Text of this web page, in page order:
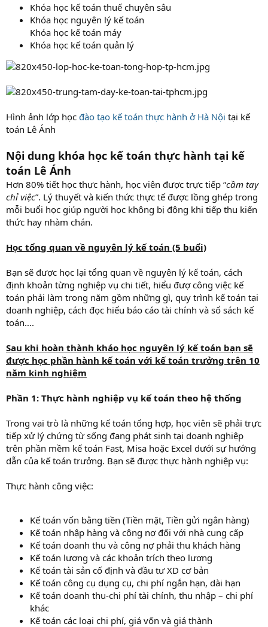
Khóa học kế toán thuế chuyên sâu
Khóa học nguyên lý kế toán
Khóa học kế toán máy
Khóa học kế toán quản lý
Hình ảnh lớp học đào tạo kế toán thực hành ở Hà Nội tại kế
toán Lê Ánh
Nội dung khóa học kế toán thực hành tại kế
toán Lê Ánh
Hơn 80% tiết học thực hành, học viên được trực tiếp “cầm tay
chỉ việc”. Lý thuyết và kiến thức thực tế được lồng ghép trong
mỗi buổi học giúp người học không bị động khi tiếp thu kiến
thức hay nhàm chán.
Học tổng quan về nguyên lý kế toán (5 buổi)
Bạn sẽ được học lại tổng quan về nguyên lý kế toán, cách
định khoản từng nghiệp vụ chi tiết, hiểu đượ công việc kế
toán phải làm trong năm gồm những gì, quy trình kế toán tại
doanh nghiệp, cách đọc hiểu báo cáo tài chính và sổ sách kế
toán….
Sau khi hoàn thành kháo học nguyên lý kế toán bạn sẽ
được học phần hành kế toán với kế toán trưởng trên 10
năm kinh nghiệm
Phần 1: Thực hành nghiệp vụ kế toán theo hệ thống
Trong vai trò là những kế toán tổng hợp, học viên sẽ phải trực
tiếp xử lý chứng từ sống đang phát sinh tại doanh nghiệp
trên phần mềm kế toán Fast, Misa hoặc Excel dưới sự hướng
dẫn của kế toán trưởng. Bạn sẽ được thực hành nghiệp vụ:
Thực hành công việc:
Kế toán vốn bằng tiền (Tiền mặt, Tiền gửi ngân hàng)
Kế toán nhập hàng và công nợ đối với nhà cung cấp
Kế toán doanh thu và công nợ phải thu khách hàng
Kế toán lương và các khoản trích theo lương
Kế toán tài sản cố định và đầu tư XD cơ bản
Kế toán công cụ dụng cụ, chi phí ngắn hạn, dài hạn
Kế toán doanh thu-chi phí tài chính, thu nhập – chi phí
khác
Kế toán các loại chi phí, giá vốn và giá thành